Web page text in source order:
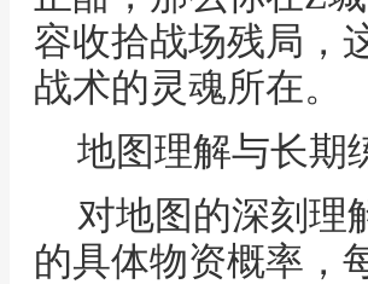
容收拾战场残局，
战术的灵魂所在。
地图理解与长期
对地图的深刻理
的具体物资概率，